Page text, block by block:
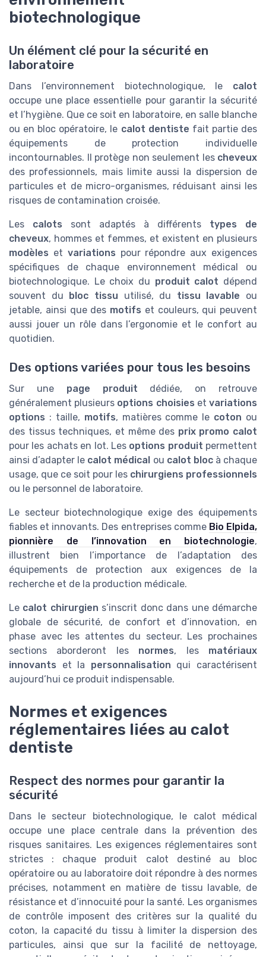
biotechnologique
Un élément clé pour la sécurité en
laboratoire
Dans l’environnement biotechnologique, le calot
occupe une place essentielle pour garantir la sécurité
et l’hygiène. Que ce soit en laboratoire, en salle blanche
ou en bloc opératoire, le calot dentiste fait partie des
équipements de protection individuelle
incontournables. Il protège non seulement les cheveux
des professionnels, mais limite aussi la dispersion de
particules et de micro-organismes, réduisant ainsi les
risques de contamination croisée.
Les calots sont adaptés à différents types de
cheveux, hommes et femmes, et existent en plusieurs
modèles et variations pour répondre aux exigences
spécifiques de chaque environnement médical ou
biotechnologique. Le choix du produit calot dépend
souvent du bloc tissu utilisé, du tissu lavable ou
jetable, ainsi que des motifs et couleurs, qui peuvent
aussi jouer un rôle dans l’ergonomie et le confort au
quotidien.
Des options variées pour tous les besoins
Sur une page produit dédiée, on retrouve
généralement plusieurs options choisies etvariations
options : taille, motifs, matières comme le coton ou
des tissus techniques, et même des prix promo calot
pour les achats en lot. Les options produit permettent
ainsi d’adapter le calot médical ou calot blocà chaque
usage, que ce soit pour les chirurgiens professionnels
ou le personnel de laboratoire.
Le secteur biotechnologique exige des équipements
fiables et innovants. Des entreprises comme Bio Elpida,
pionnière de l’innovation en biotechnologie,
illustrent bien l’importance de l’adaptation des
équipements de protection aux exigences de la
recherche et de la production médicale.
Le calot chirurgien s’inscrit donc dans une démarche
globale de sécurité, de confort et d’innovation, en
phase avec les attentes du secteur. Les prochaines
sections aborderont les normes, les matériaux
innovants et la personnalisation qui caractérisent
aujourd’hui ce produit indispensable.
Normes et exigences
réglementaires liées au calot
dentiste
Respect des normes pour garantir la
sécurité
Dans le secteur biotechnologique, le calot médical
occupe une place centrale dans la prévention des
risques sanitaires. Les exigences réglementaires sont
strictes : chaque produit calot destiné au bloc
opératoire ou au laboratoire doit répondre à des normes
précises, notamment en matière de tissu lavable, de
résistance et d’innocuité pour la santé. Les organismes
de contrôle imposent des critères sur la qualité du
coton, la capacité du tissu à limiter la dispersion des
particules, ainsi que sur la facilité de nettoyage,